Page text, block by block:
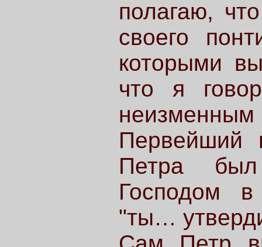
полагаю,
своего
которыми
что я
Первейший
Петра
Господом
"ты…